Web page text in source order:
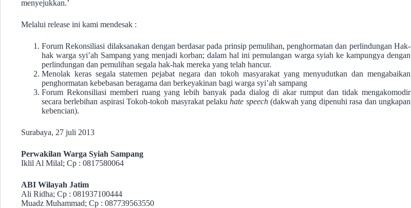
menyejukkan.’
Melalui release ini kami mendesak :
Forum Rekonsiliasi dilaksanakan dengan berdasar pada prinsip pemulihan, penghormatan dan perlindungan Hak-
hak warga syi’ah Sampang yang menjadi korban; dalam hal ini pemulangan warga syiah ke kampungya dengan
perlindungan dan pemulihan segala hak-hak mereka yang telah hancur.
Menolak keras segala statemen pejabat negara dan tokoh masyarakat yang menyudutkan dan mengabaikan
penghormatan kebebasan beragama dan berkeyakinan bagi warga syi’ah sampang
Forum Rekonsiliasi memberi ruang yang lebih banyak pada dialog di akar rumput dan tidak mengakomodir
secara berlebihan aspirasi Tokoh-tokoh masyrakat pelakuhate speech(dakwah yang dipenuhi rasa dan ungkapan
kebencian).
Surabaya, 27 juli 2013
Perwakilan Warga Syiah Sampang
Iklil Al Milal; Cp : 0817580064
ABI Wilayah Jatim
Ali Ridha; Cp : 081937100444
Muadz Muhammad; Cp : 087739563550